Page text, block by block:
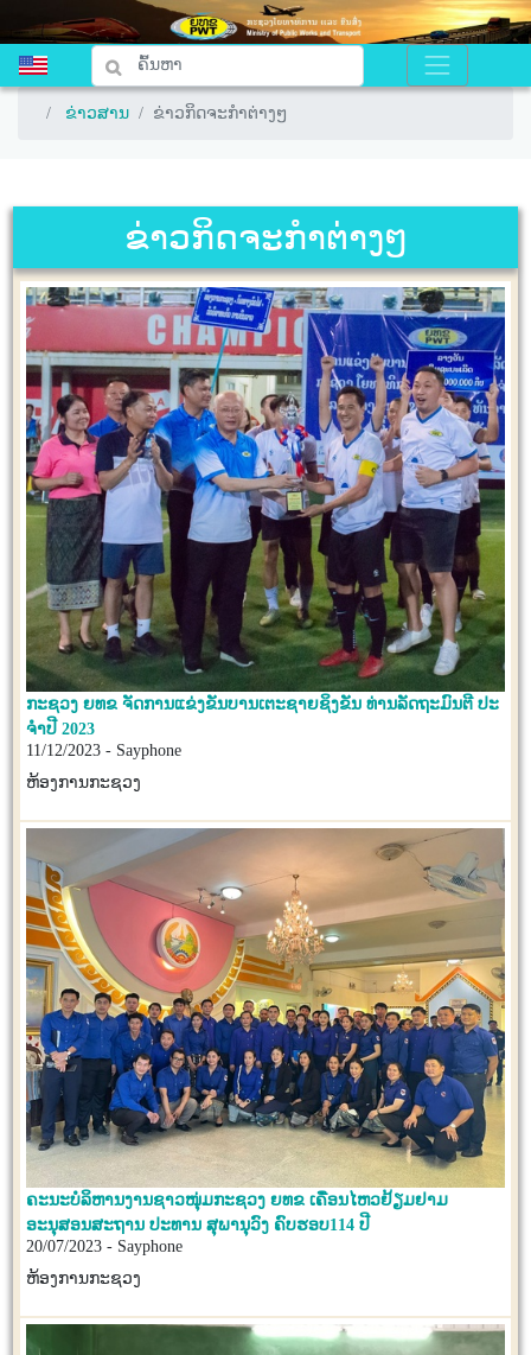
ຂ່າວສານ ຂ່າວກິດຈະກຳຕ່າງໆ
ຂ່າວສານ ຂ່າວກິດຈະກຳຕ່າງໆ
ຂ່າວກິດຈະກຳຕ່າງໆ
ກະຊວງ ຍທຂ ຈັດການແຂ່ງຂັນບານເຕະຊາຍຊິງຂັນ ທ່ານລັດຖະມົນຕີ ປະ
ຈໍາປີ 2023
11/12/2023 - Sayphone
ຫ້ອງການກະຊວງ
ຄະນະບໍລິຫານງານຊາວໜຸ່ມກະຊວງ ຍທຂ ເຄື່ອນໄຫວຢ້ຽມຢາມ
ອະນຸສອນສະຖານ ປະທານ ສຸພານຸວົງ ຄົບຮອບ114 ປີ
20/07/2023 - Sayphone
ຫ້ອງການກະຊວງ